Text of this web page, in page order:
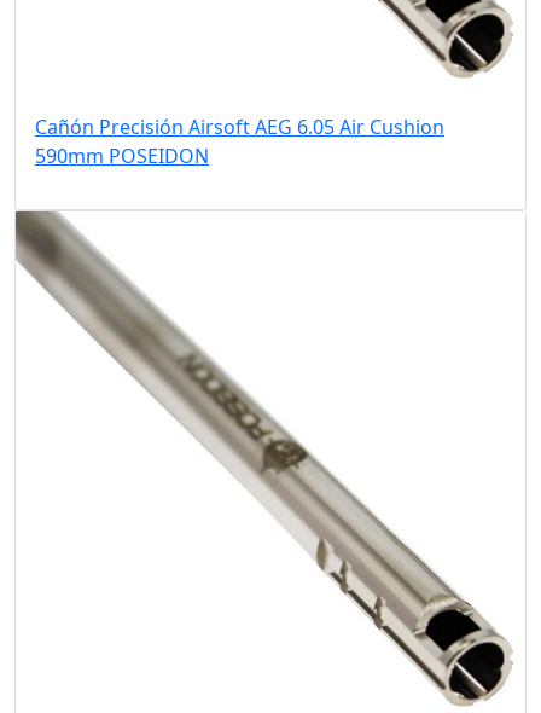
Cañón Precisión Airsoft AEG 6.05 Air Cushion
590mm POSEIDON